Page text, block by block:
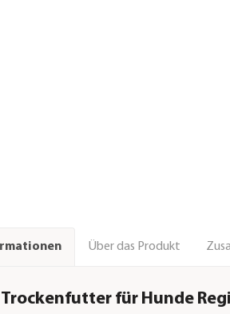
Über das Produkt
Trockenfutter für Hunde